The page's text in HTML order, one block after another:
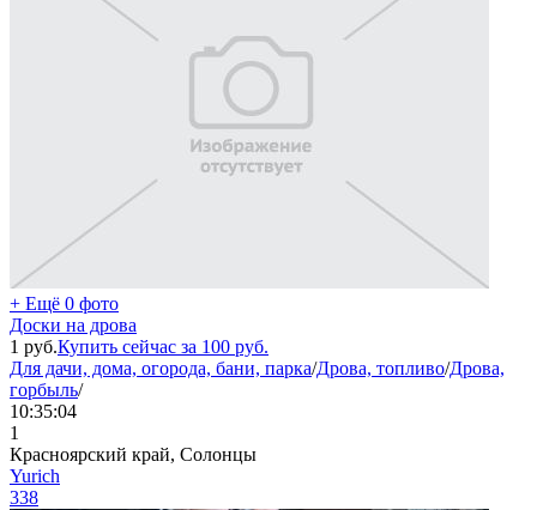
+ Ещё 0 фото
Доски на дрова
1 руб.Купить сейчас за 100 руб.
Для дачи, дома, огорода, бани, парка/Дрова, топливо/Дрова,
горбыль/
10:35:04
1
Красноярский край, Солонцы
Yurich
338